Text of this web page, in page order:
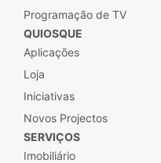
Programação de TV
QUIOSQUE
Aplicações
Loja
Iniciativas
Novos Projectos
SERVIÇOS
Imobiliário